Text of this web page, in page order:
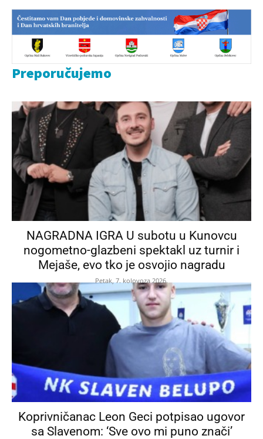
Preporučujemo
NAGRADNA IGRA U subotu u Kunovcu
nogometno-glazbeni spektakl uz turnir i
Mejaše, evo tko je osvojio nagradu
Petak, 7. kolovoza 2026.
Koprivničanac Leon Geci potpisao ugovor
sa Slavenom: ‘Sve ovo mi puno znači’